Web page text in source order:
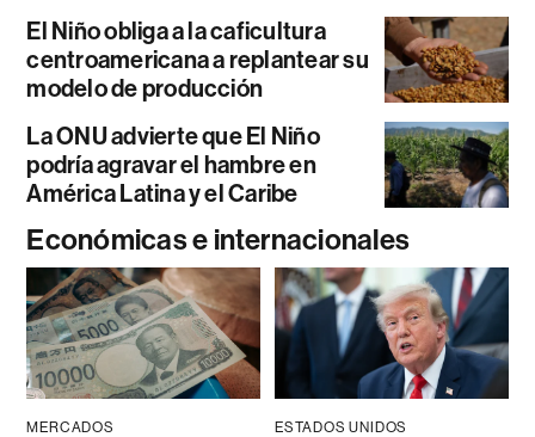
El Niño obliga a la caficultura
centroamericana a replantear su
modelo de producción
La ONU advierte que El Niño
podría agravar el hambre en
América Latina y el Caribe
Económicas e internacionales
MERCADOS ESTADOS UNIDOS